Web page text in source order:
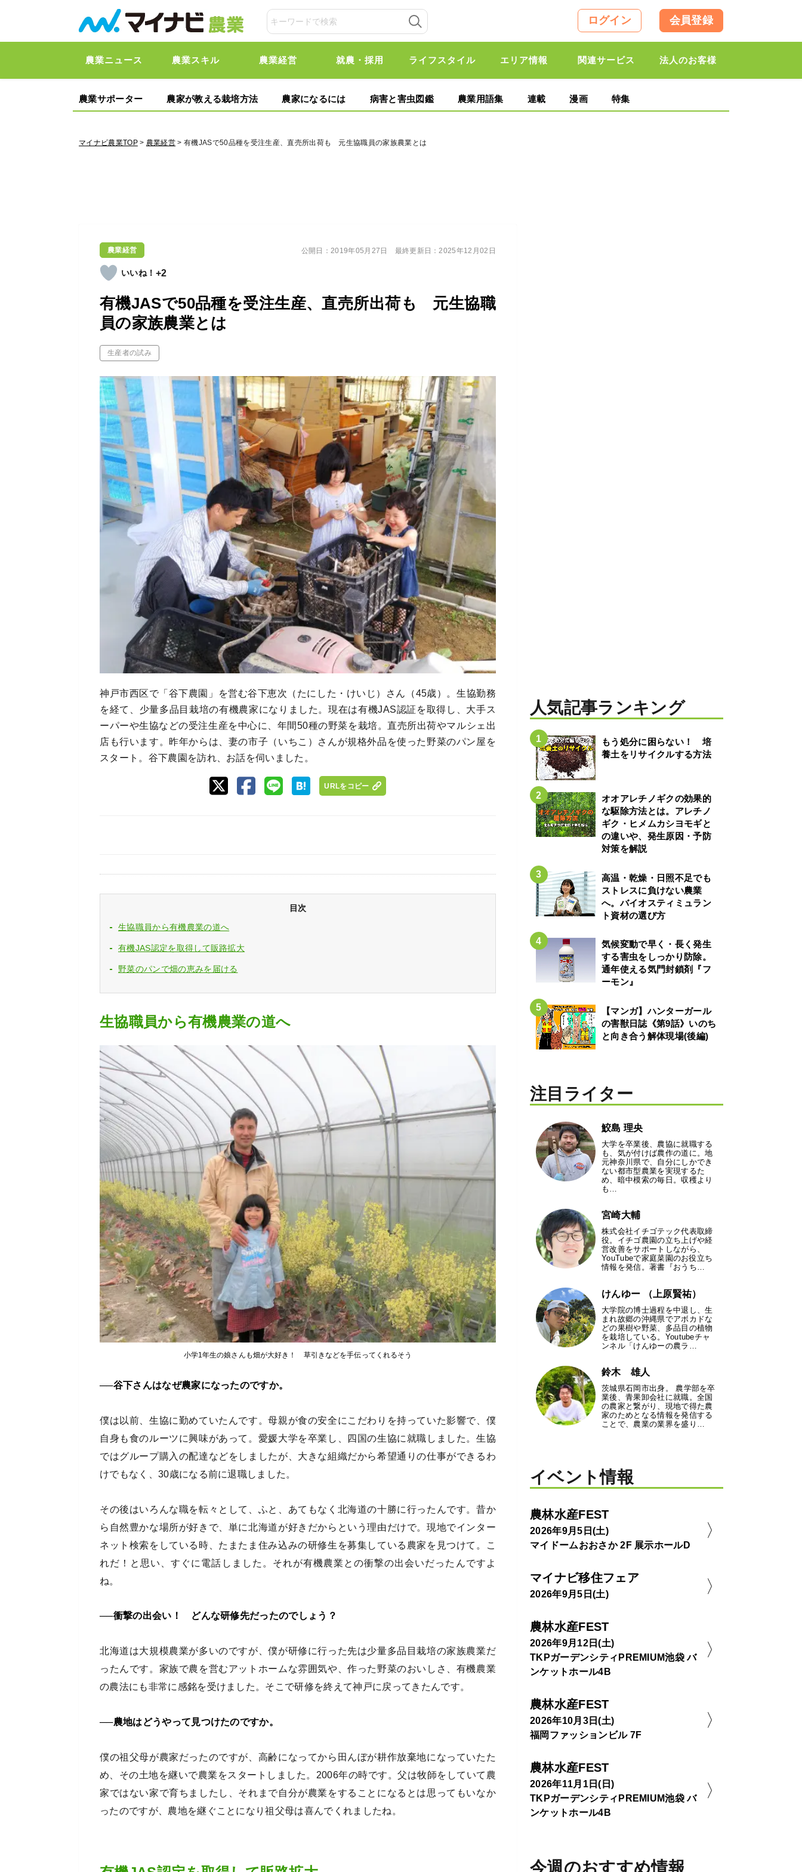
ログイン 会員登録
農業ニュース 農業スキル 農業経営 就農・採用 ライフスタイル エリア情報 関連サービス 法人のお客様
農業サポーター 農家が教える栽培方法 農家になるには 病害と害虫図鑑 農業用語集 連載 漫画 特集
マイナビ農業TOP> 農業経営 > 有機JASで50品種を受注生産、直売所出荷も 元生協職員の家族農業とは
農業経営
+2
有機JASで50品種を受注生産、直売所出荷も 元生協職
員の家族農業とは
生産者の試み
公開日：2019年05月27日 最終更新日：2025年12月02日
神戸市西区で「谷下農園」を営む谷下恵次（たにした・けいじ）さん（45歳）。生協勤務
を経て、少量多品目栽培の有機農家になりました。現在は有機JAS認証を取得し、大手ス
ーパーや生協などの受注生産を中心に、年間50種の野菜を栽培。直売所出荷やマルシェ出
店も行います。昨年からは、妻の市子（いちこ）さんが規格外品を使った野菜のパン屋を
スタート。谷下農園を訪れ、お話を伺いました。
URLをコピー
目次
生協職員から有機農業の道へ
有機JAS認定を取得して販路拡大
野菜のパンで畑の恵みを届ける
生協職員から有機農業の道へ
小学1年生の娘さんも畑が大好き！ 草引きなどを手伝ってくれるそう
──谷下さんはなぜ農家になったのですか。
僕は以前、生協に勤めていたんです。母親が食の安全にこだわりを持っていた影響で、僕
自身も食のルーツに興味があって。愛媛大学を卒業し、四国の生協に就職しました。生協
ではグループ購入の配達などをしましたが、大きな組織だから希望通りの仕事ができるわ
けでもなく、30歳になる前に退職しました。
その後はいろんな職を転々として、ふと、あてもなく北海道の十勝に行ったんです。昔か
ら自然豊かな場所が好きで、単に北海道が好きだからという理由だけで。現地でインター
ネット検索をしている時、たまたま住み込みの研修生を募集している農家を見つけて。こ
れだ！と思い、すぐに電話しました。それが有機農業との衝撃の出会いだったんですよ
ね。
──衝撃の出会い！ どんな研修先だったのでしょう？
北海道は大規模農業が多いのですが、僕が研修に行った先は少量多品目栽培の家族農業だ
ったんです。家族で農を営むアットホームな雰囲気や、作った野菜のおいしさ、有機農業
の農法にも非常に感銘を受けました。そこで研修を終えて神戸に戻ってきたんです。
──農地はどうやって見つけたのですか。
僕の祖父母が農家だったのですが、高齢になってから田んぼが耕作放棄地になっていたた
め、その土地を継いで農業をスタートしました。2006年の時です。父は牧師をしていて農
家ではない家で育ちましたし、それまで自分が農業をすることになるとは思ってもいなか
ったのですが、農地を継ぐことになり祖父母は喜んでくれましたね。
人気記事ランキング
もう処分に困らない！ 培
養土をリサイクルする方法
オオアレチノギクの効果的
な駆除方法とは。アレチノ
ギク・ヒメムカシヨモギと
の違いや、発生原因・予防
対策を解説
高温・乾燥・日照不足でも
ストレスに負けない農業
へ。バイオスティミュラン
ト資材の選び方
気候変動で早く・長く発生
する害虫をしっかり防除。
通年使える気門封鎖剤『フ
ーモン』
【マンガ】ハンターガール
の害獣日誌《第9話》いのち
と向き合う解体現場(後編)
注目ライター
鮫島 理央
大学を卒業後、農協に就職する
も、気が付けば農作の道に。地
元神奈川県で、自分にしかでき
ない都市型農業を実現するた
め、暗中模索の毎日。収穫より
も…
宮崎大輔
株式会社イチゴテック代表取締
役。イチゴ農園の立ち上げや経
営改善をサポートしながら、
YouTubeで家庭菜園のお役立ち
情報を発信。著書『おうち…
けんゆー （上原賢祐）
大学院の博士過程を中退し、生
まれ故郷の沖縄県でアボカドな
どの果樹や野菜、多品目の植物
を栽培している。Youtubeチャ
ンネル「けんゆーの農ラ…
鈴木 雄人
茨城県石岡市出身。 農学部を卒
業後、青果卸会社に就職。全国
の農家と繋がり、現地で得た農
家のためとなる情報を発信する
ことで、農業の業界を盛り…
イベント情報
農林水産FEST
2026年9月5日(土)
マイドームおおさか 2F 展示ホールD
マイナビ移住フェア
2026年9月5日(土)
農林水産FEST
2026年9月12日(土)
TKPガーデンシティPREMIUM池袋 バ
ンケットホール4B
農林水産FEST
2026年10月3日(土)
福岡ファッションビル 7F
農林水産FEST
2026年11月1日(日)
TKPガーデンシティPREMIUM池袋 バ
ンケットホール4B
今週のおすすめ情報